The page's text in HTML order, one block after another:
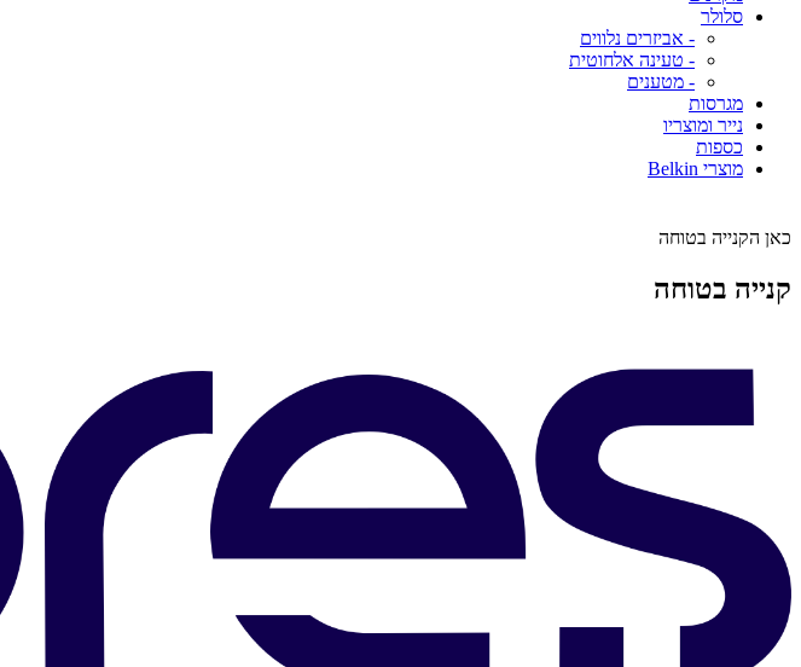
סלולר
- אביזרים נלווים
- טעינה אלחוטית
- מטענים
מגרסות
נייר ומוצריו
כספות
מוצרי Belkin
כאן הקנייה בטוחה
קנייה בטוחה